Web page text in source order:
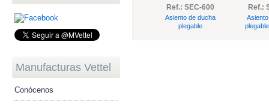
Manufacturas Vettel
Conócenos
Ref.: SEC-600
Asiento de ducha
plegable
Ref.: